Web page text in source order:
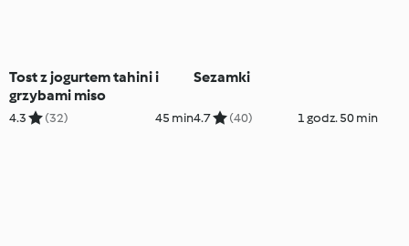
Tost z jogurtem tahini i
grzybami miso
4.3 (32) 45 min
Sezamki
4.7 (40) 1 godz. 50 min